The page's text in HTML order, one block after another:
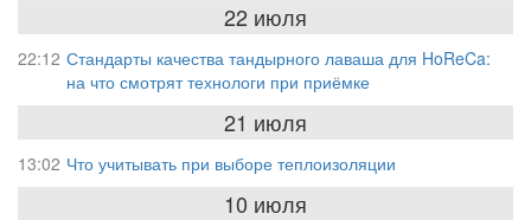
22 июля
22:12 Стандарты качества тандырного лаваша для HoReCa:
на что смотрят технологи при приёмке
21 июля
13:02 Что учитывать при выборе теплоизоляции
10 июля